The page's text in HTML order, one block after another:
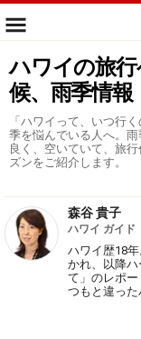
ハワイの旅
候、雨季情報
「ハワイって、いつ行
季を悩んでいる人へ。
良く、空いていて、旅
ズンをご紹介します。
森谷 貴子
ハワイ ガイド
ハワイ歴18
かれ、以降
て」のレポ
つもと違った